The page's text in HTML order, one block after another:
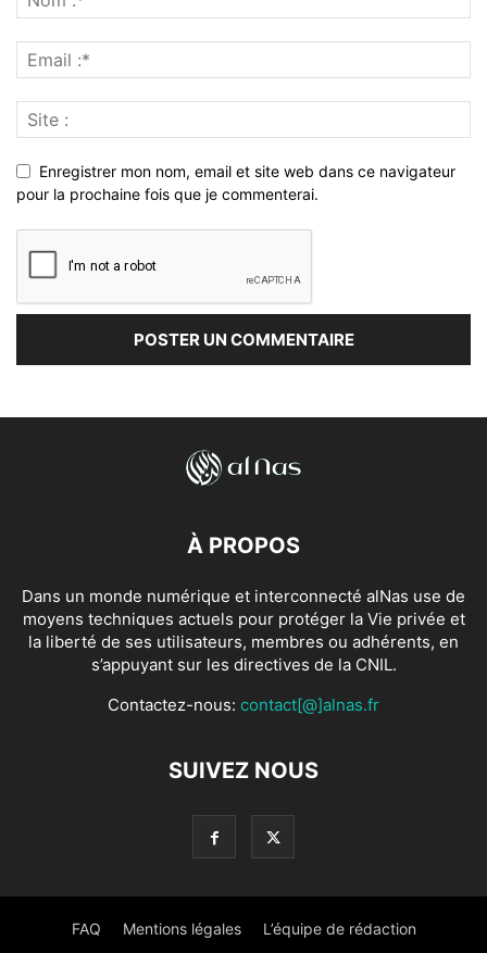
Enregistrer mon nom, email et site web dans ce navigateur
pour la prochaine fois que je commenterai.
À PROPOS
Dans un monde numérique et interconnecté alNas use de
moyens techniques actuels pour protéger la Vie privée et
la liberté de ses utilisateurs, membres ou adhérents, en
s’appuyant sur les directives de la CNIL.
Contactez-nous: contact[@]alnas.fr
SUIVEZ NOUS
FAQ Mentions légales L’équipe de rédaction